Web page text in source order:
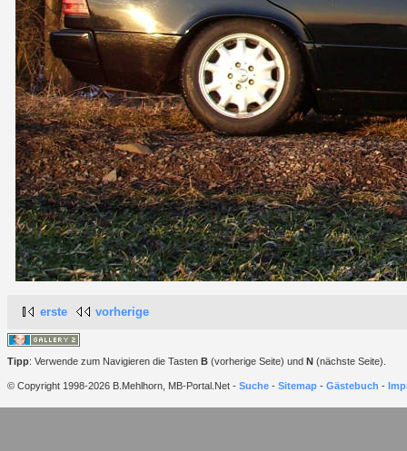
erste vorherige
Tipp: Verwende zum Navigieren die Tasten B (vorherige Seite) und N (nächste Seite).
© Copyright 1998-2026 B.Mehlhorn, MB-Portal.Net - Suche - Sitemap - Gästebuch -